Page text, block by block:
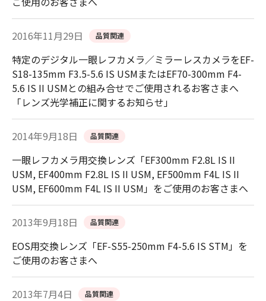
2016年11月29日 品質関連
特定のデジタル一眼レフカメラ／ミラーレスカメラをEF-
S18-135mm F3.5-5.6 IS USMまたはEF70-300mm F4-
5.6 IS II USMとの組み合せでご使用されるお客さまへ
「レンズ光学補正に関するお知らせ」
2014年9月18日 品質関連
一眼レフカメラ用交換レンズ「EF300mm F2.8L IS II
USM, EF400mm F2.8L IS II USM, EF500mm F4L IS II
USM, EF600mm F4L IS II USM」をご使用のお客さまへ
2013年9月18日 品質関連
EOS用交換レンズ「EF-S55-250mm F4-5.6 IS STM」を
ご使用のお客さまへ
2013年7月4日 品質関連